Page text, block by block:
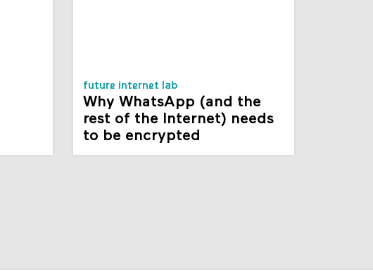
future internet lab
Why WhatsApp (and the
rest of the Internet) needs
to be encrypted